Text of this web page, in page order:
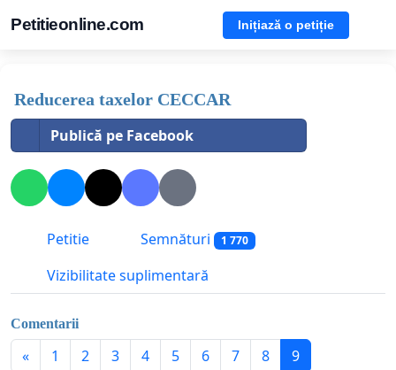
Petitieonline.com Inițiază o petiție
Reducerea taxelor CECCAR
Publică pe Facebook
Petitie Semnături 1 770
Vizibilitate suplimentară
Comentarii
« 1 2 3 4 5 6 7 8 9